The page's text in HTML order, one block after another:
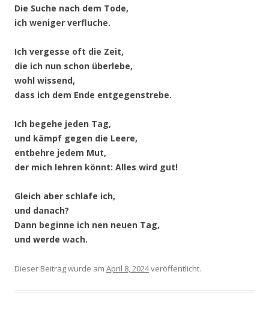
Die Suche nach dem Tode,
ich weniger verfluche.
Ich vergesse oft die Zeit,
die ich nun schon überlebe,
wohl wissend,
dass ich dem Ende entgegenstrebe.
Ich begehe jeden Tag,
und kämpf gegen die Leere,
entbehre jedem Mut,
der mich lehren könnt: Alles wird gut!
Gleich aber schlafe ich,
und danach?
Dann beginne ich nen neuen Tag,
und werde wach.
Dieser Beitrag wurde am April 8, 2024veröffentlicht.